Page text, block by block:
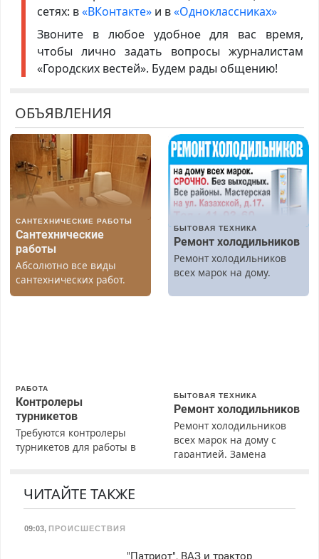
сетях: в«ВКонтакте»и в«Одноклассниках»
Звоните в любое удобное для вас время,
чтобы лично задать вопросы журналистам
«Городских вестей». Будем рады общению!
ОБЪЯВЛЕНИЯ
САНТЕХНИЧЕСКИЕ РАБОТЫ
Сантехнические
работы
Абсолютно все виды
сантехнических работ.
Быстро. Качественно.
БЫТОВАЯ ТЕХНИКА
Ремонт холодильников
Ремонт холодильников
всех марок на дому.
РАБОТА
Контролеры
турникетов
Требуются контролеры
турникетов для работы в
Прием по ТК РФ. График
З/п – до 96000 рублей до
БЫТОВАЯ ТЕХНИКА
Ремонт холодильников
Ремонт холодильников
всех марок на дому с
гарантией. Замена
Вызов бесплатный.
ЧИТАЙТЕ ТАКЖЕ
09:03, ПРОИСШЕСТВИЯ
"Патриот", ВАЗ и трактор